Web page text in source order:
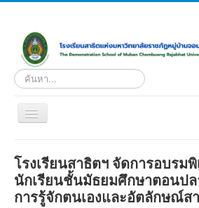
ค้นหา...
Toggle
เกี่ยวกับโรงเรียน
หน่วยงานภายใน
โรงเรียนสาธิตฯ จัดการอบรม
นักเรียนชั้นมัธยมศึกษาตอนปล
การรู้จักตนเองและอัตลักษณ์ส